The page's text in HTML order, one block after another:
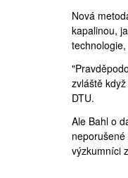
Nová
kapalinou,
zvláště
DTU.
Ale Bahl o
výzkumníci